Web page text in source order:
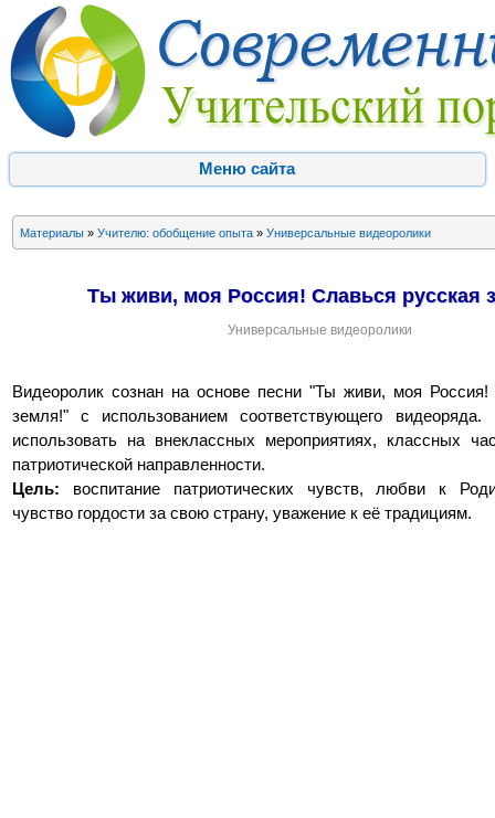
Меню сайта
Материалы» Учителю: обобщение опыта» Универсальные видеоролики
Ты живи, моя Россия! Славься русская
Универсальные видеоролики
Видеоролик сознан на основе песни "Ты живи, моя Россия!
земля!" с использованием соответствующего
использовать на внеклассных мероприятиях, классных
патриотической направленности.
Цель: воспитание патриотических чувств, любви к
чувство гордости за свою страну, уважение к её традициям.